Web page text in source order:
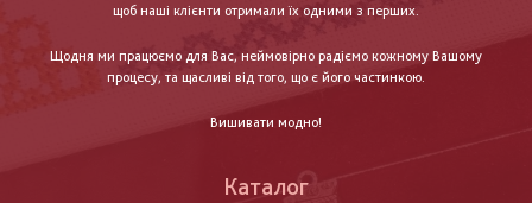
щоб наші клієнти отримали їх одними з перших.
Щодня ми працюємо для Вас, неймовірно радіємо кожному Вашому
процесу, та щасливі від того, що є його частинкою.
Вишивати модно!
Каталог